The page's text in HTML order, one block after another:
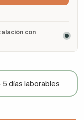
con
5 días laborables